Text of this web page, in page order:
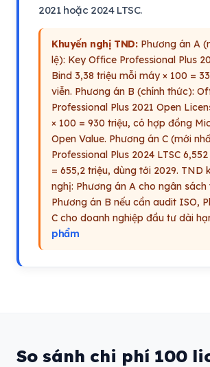
2021 hoặc 2024 LTSC.
Khuyến nghị TND:Phương án A
lệ): Key Office Professional Plus
Bind 3,38 triệu mỗi máy × 100 =
viễn. Phương án B (chính thức):
Professional Plus 2021 Open
× 100 = 930 triệu, có hợp đồng
Open Value. Phương án C (mới
Professional Plus 2024 LTSC
= 655,2 triệu, dùng tới 2029. TND
nghị: Phương án A cho ngân sách
Phương án B nếu cần audit ISO,
C cho doanh nghiệp đầu tư dài
phẩm
So sánh chi phí 100